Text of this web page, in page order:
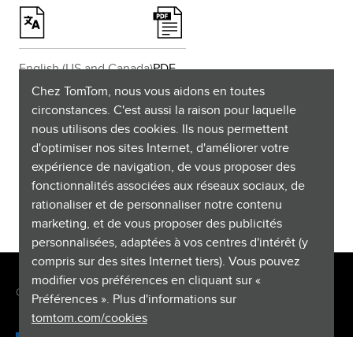
Chez TomTom, nous vous aidons en toutes
circonstances. C'est aussi la raison pour laquelle
nous utilisons des cookies. Ils nous permettent
d'optimiser nos sites Internet, d'améliorer votre
expérience de navigation, de vous proposer des
fonctionnalités associées aux réseaux sociaux, de
rationaliser et de personnaliser notre contenu
marketing, et de vous proposer des publicités
personnalisées, adaptées à vos centres d'intérêt (y
compris sur des sites Internet tiers). Vous pouvez
modifier vos préférences en cliquant sur «
Préférences ». Plus d'informations sur
tomtom.com/cookies
English (US and Canada)PDF
Español (Latinoamérica) PDF
Français (Canada) PDF
Português (Brasil) PDF
Copyright © 2026 TomTom International BV. All rights reserved.